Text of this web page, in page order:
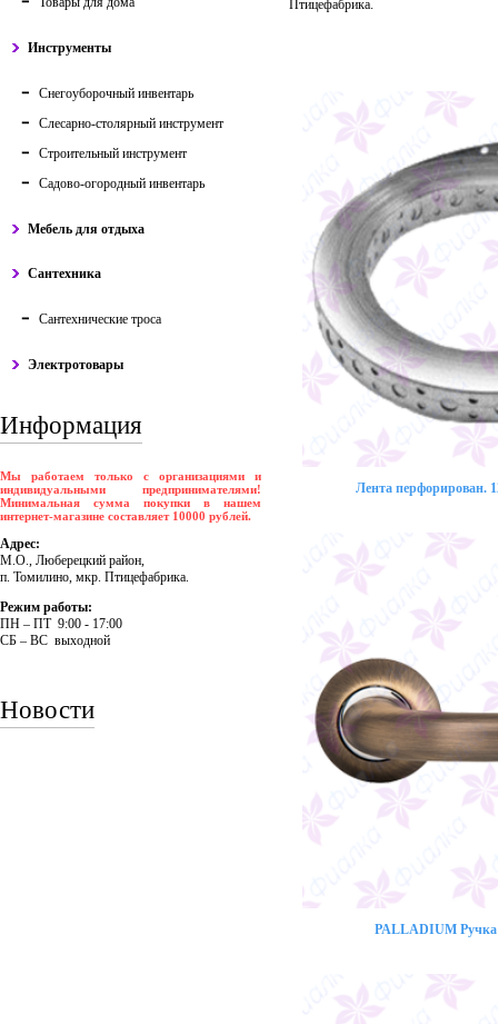
Инструменты
Снегоуборочный инвентарь
Слесарно-столярный инструмент
Строительный инструмент
Садово-огородный инвентарь
Мебель для отдыха
Сантехника
Сантехнические троса
Электротовары
Информация
Мы работаем только с организациями и
индивидуальными предпринимателями!
Минимальная сумма покупки в нашем
интернет-магазине составляет 10000 рублей.
Адрес:
М.О., Люберецкий район,
п. Томилино, мкр. Птицефабрика.
Режим работы:
ПH – ПT 9:00 - 17:00
CБ – BC выходной
Новости
Птицефабрика.
Лента перфорирован.
PALLADIUM Ручка